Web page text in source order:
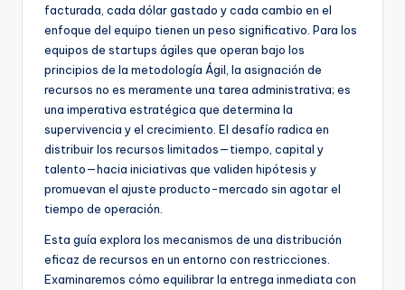
w
&
facturada, cada dólar gastado y cada cambio en el
enfoque del equipo tienen un peso significativo. Para los
equipos de startups ágiles que operan bajo los
principios de la metodología Ágil, la asignación de
recursos no es meramente una tarea administrativa; es
una imperativa estratégica que determina la
supervivencia y el crecimiento. El desafío radica en
distribuir los recursos limitados—tiempo, capital y
talento—hacia iniciativas que validen hipótesis y
promuevan el ajuste producto-mercado sin agotar el
tiempo de operación.
Esta guía explora los mecanismos de una distribución
eficaz de recursos en un entorno con restricciones.
Examinaremos cómo equilibrar la entrega inmediata con